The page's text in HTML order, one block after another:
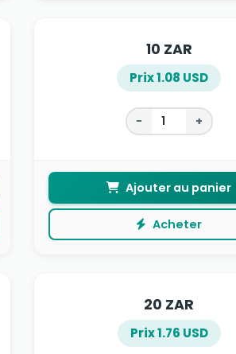
10 ZAR
Prix 1.08 USD
− +
Ajouter au panier
Acheter
20 ZAR
Prix 1.76 USD